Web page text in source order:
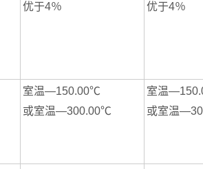
优于4％ 优于4％
室温—150.00℃
或室温—300.00℃
室温
或室温